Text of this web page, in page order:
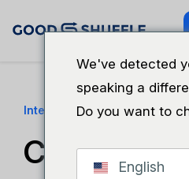
Integración de sitios web de
Convierte
We've detected
speaking a
Do you want to
English